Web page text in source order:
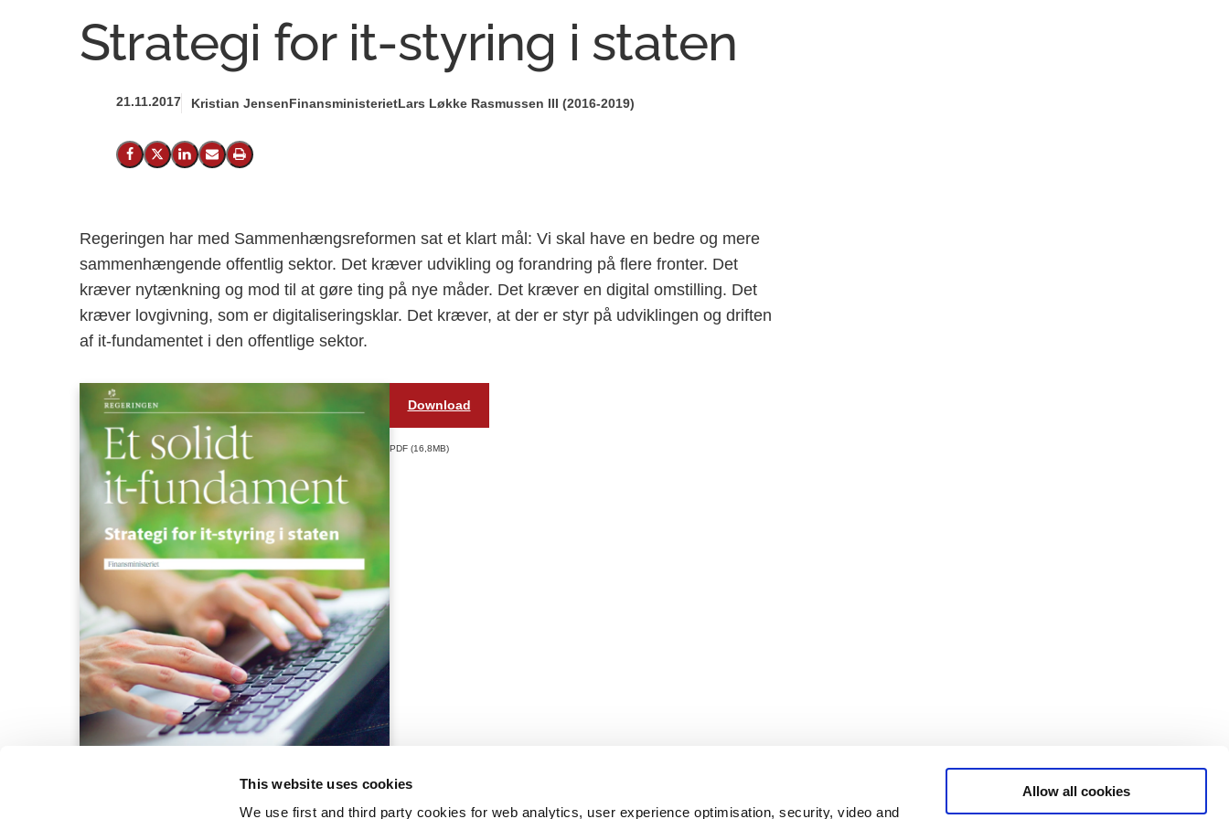
This website uses cookies
We use first and third party cookies for web analytics, user experience optimisation, security, video and
Allow all cookies
Strategi for it-styring i staten
21.11.2017 Kristian JensenFinansministerietLars Løkke Rasmussen III (2016-2019)
Del på Facebook
Del på X (Twitter)
Del på LinkedIn
Send email
Print
Regeringen har med Sammenhængsreformen sat et klart mål: Vi skal have en bedre og mere
sammenhængende offentlig sektor. Det kræver udvikling og forandring på flere fronter. Det
kræver nytænkning og mod til at gøre ting på nye måder. Det kræver en digital omstilling. Det
kræver lovgivning, som er digitaliseringsklar. Det kræver, at der er styr på udviklingen og driften
af it-fundamentet i den offentlige sektor.
Download
PDF 16,8MB